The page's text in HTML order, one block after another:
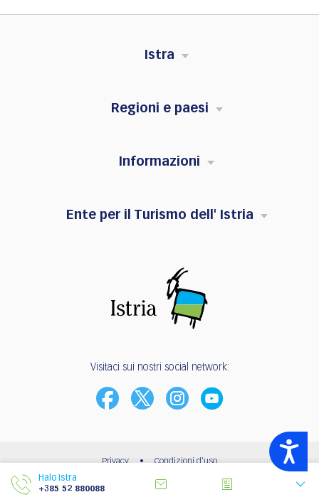
Accessibility
Istra
Regioni e paesi
Informazioni
Ente per il Turismo dell' Istria
Visitaci sui nostri social network:
Privacy • Condizioni d'uso
© 2003 - 2026 | Ente per il Turismo dell’Istria
Halo Istra
+385 52 880088